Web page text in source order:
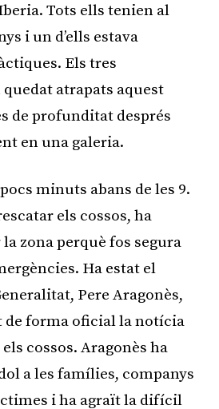
Tots ells tenien al
i un d’ells estava
Els tres
atrapats aquest
de profunditat després
en una galeria.
pocs minuts abans de les 9.
els cossos, ha
zona perquè fos segura
Ha estat el
Pere Aragonès,
forma oficial la notícia
cossos. Aragonès ha
a les famílies, companys
i ha agraït la difícil